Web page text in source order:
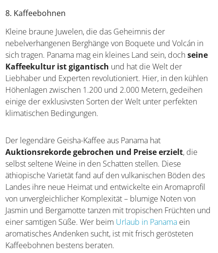
mystischen Kraft des Regenwaldes – ein kleines Stück
Panama, das immer bei euch bleibt.
8. Kaffeebohnen
Kleine braune Juwelen, die das Geheimnis der
nebelverhangenen Berghänge von Boquete und Volcán in
sich tragen. Panama mag ein kleines Land sein, doch
seine Kaffeekultur ist gigantisch
kühlen Höhenlagen zwischen 1.200 und 2.000 Metern,
gedeihen einige der exklusivsten Sorten der Welt unter
perfekten klimatischen Bedingungen.
Der legendäre Geisha-Kaffee aus Panama hat
Auktionsrekorde gebrochen und Preise erzielt, die
selbst seltene Weine in den Schatten stellen. Diese
äthiopische Varietät fand auf den vulkanischen Böden des
Landes ihre neue Heimat und entwickelte ein
Aromaprofil von unvergleichlicher Komplexität – blumige